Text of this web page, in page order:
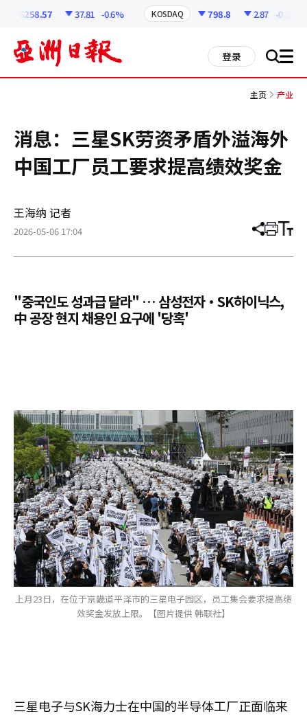
6258.57 37.81 -0.6% KOSDAQ 798.8 2.87 -0.36%
登录 搜 all
主页 产业
消息：三星SK劳资矛盾外溢海外
中国工厂员工要求提高绩效奖金
王海纳 记者
2026-05-06 17:04 分
章
打 调
小
"중국인도 성과급 달라" … 삼성전자·SK하이닉스,
中 공장 현지 채용인 요구에 '당혹'
上月23日，在位于京畿道平泽市的三星电子园区，员工集会要求提高绩
效奖金发放上限。【图片提供 韩联社】
三星电子与SK海力士在中国的半导体工厂正面临来